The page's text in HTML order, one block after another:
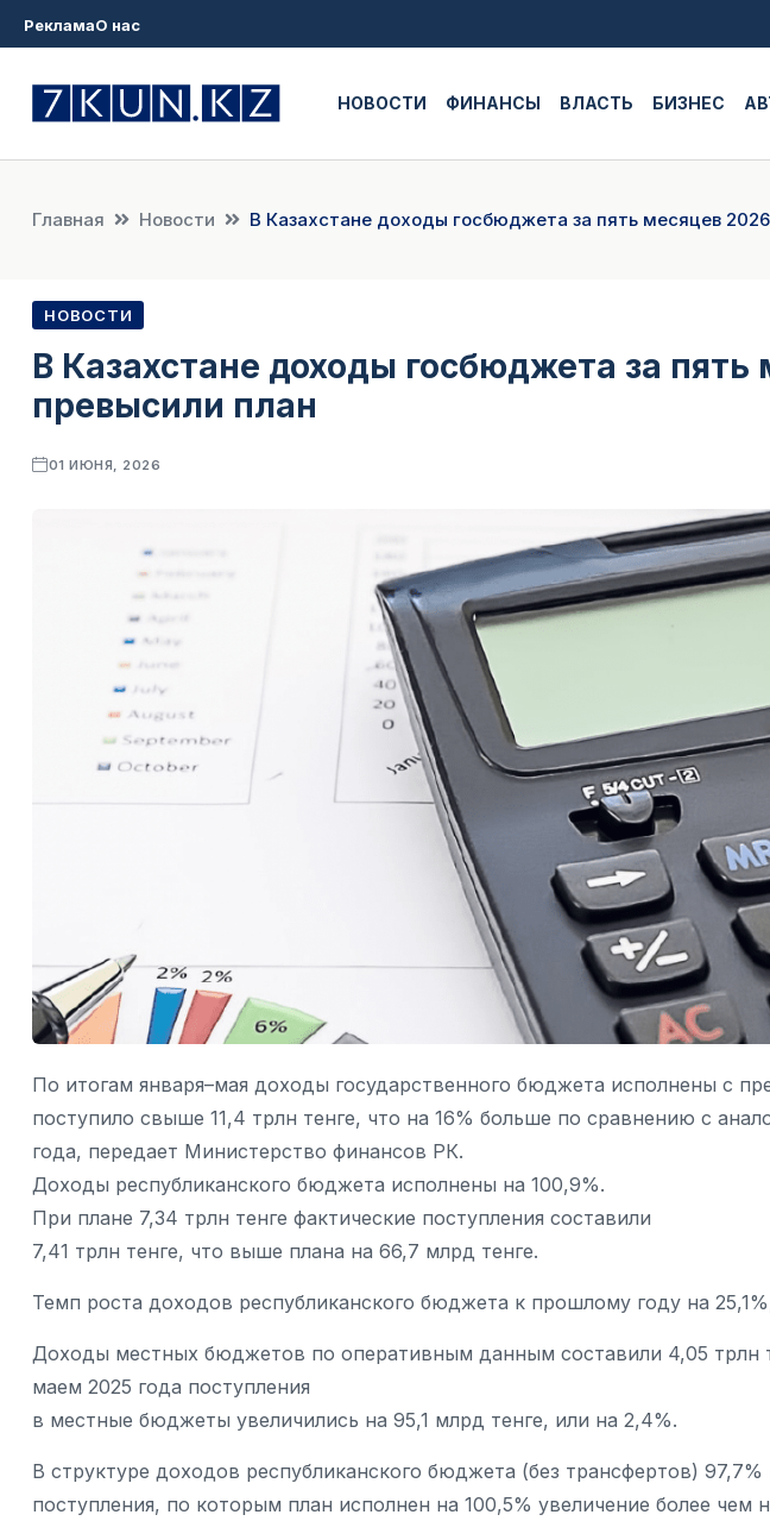
РекламаО нас
НОВОСТИ ФИНАНСЫ ВЛАСТЬ БИЗНЕС
Главная Новости В Казахстане доходы госбюджета за пять месяцев
НОВОСТИ
В Казахстане доходы госбюджета за пять
превысили план
01 ИЮНЯ, 2026
По итогам января–мая доходы государственного бюджета исполнены с
поступило свыше 11,4 трлн тенге, что на 16% больше по сравнению с
года, передает Министерство финансов РК.
Доходы республиканского бюджета исполнены на 100,9%.
При плане 7,34 трлн тенге фактические поступления составили
7,41 трлн тенге, что выше плана на 66,7 млрд тенге.
Темп роста доходов республиканского бюджета к прошлому году на
Доходы местных бюджетов по оперативным данным составили 4,05 трлн
маем 2025 года поступления
в местные бюджеты увеличились на 95,1 млрд тенге, или на 2,4%.
В структуре доходов республиканского бюджета (без трансфертов)
поступления, по которым план исполнен на 100,5% увеличение более чем